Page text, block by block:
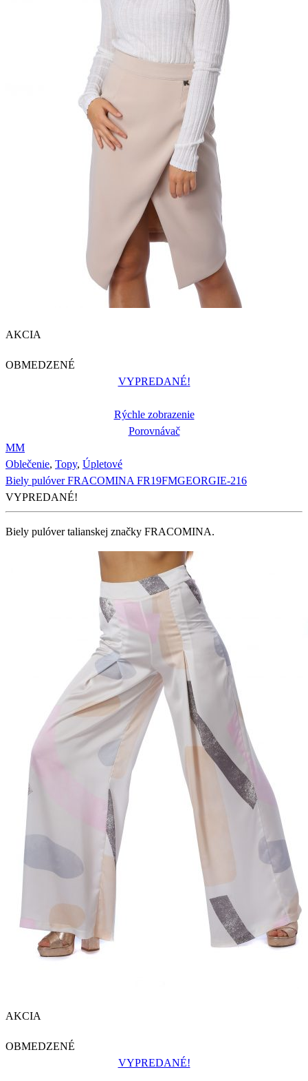
AKCIA
OBMEDZENÉ
VYPREDANÉ!
Rýchle zobrazenie
Porovnávač
MM
Oblečenie, Topy, Úpletové
Biely pulóver FRACOMINA FR19FMGEORGIE-216
VYPREDANÉ!
Biely pulóver talianskej značky FRACOMINA.
AKCIA
OBMEDZENÉ
VYPREDANÉ!